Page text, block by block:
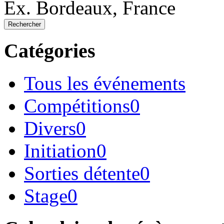
Ex. Bordeaux, France
Rechercher
Catégories
Tous les événements
Compétitions0
Divers0
Initiation0
Sorties détente0
Stage0